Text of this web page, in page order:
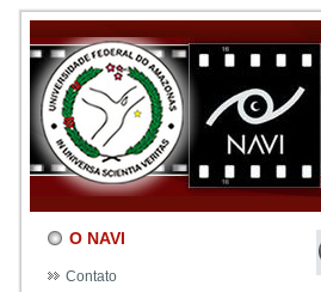
O NAVI
Contato